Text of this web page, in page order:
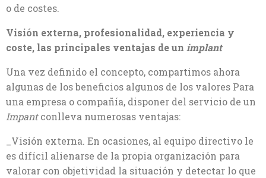
o de costes.
Visión externa, profesionalidad, experiencia y
coste, las principales ventajas de un implant
Una vez definido el concepto, compartimos ahora
algunas de los beneficios algunos de los valores Para
una empresa o compañía, disponer del servicio de un
Impantconlleva numerosas ventajas:
_Visión externa. En ocasiones, al equipo directivo le
es difícil alienarse de la propia organización para
valorar con objetividad la situación y detectar lo que